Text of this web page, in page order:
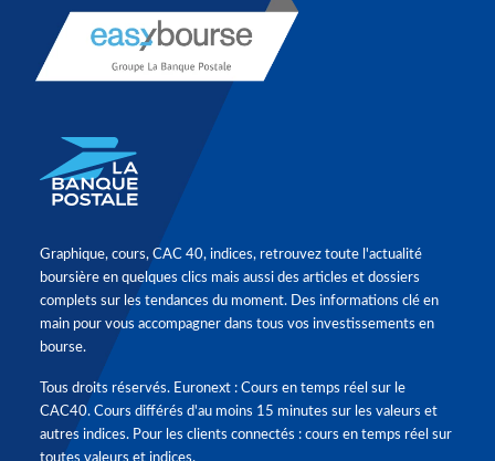
Graphique, cours, CAC 40, indices, retrouvez toute l'actualité
boursière en quelques clics mais aussi des articles et dossiers
complets sur les tendances du moment. Des informations clé en
main pour vous accompagner dans tous vos investissements en
bourse.
Tous droits réservés. Euronext : Cours en temps réel sur le
CAC40. Cours différés d'au moins 15 minutes sur les valeurs et
autres indices. Pour les clients connectés : cours en temps réel sur